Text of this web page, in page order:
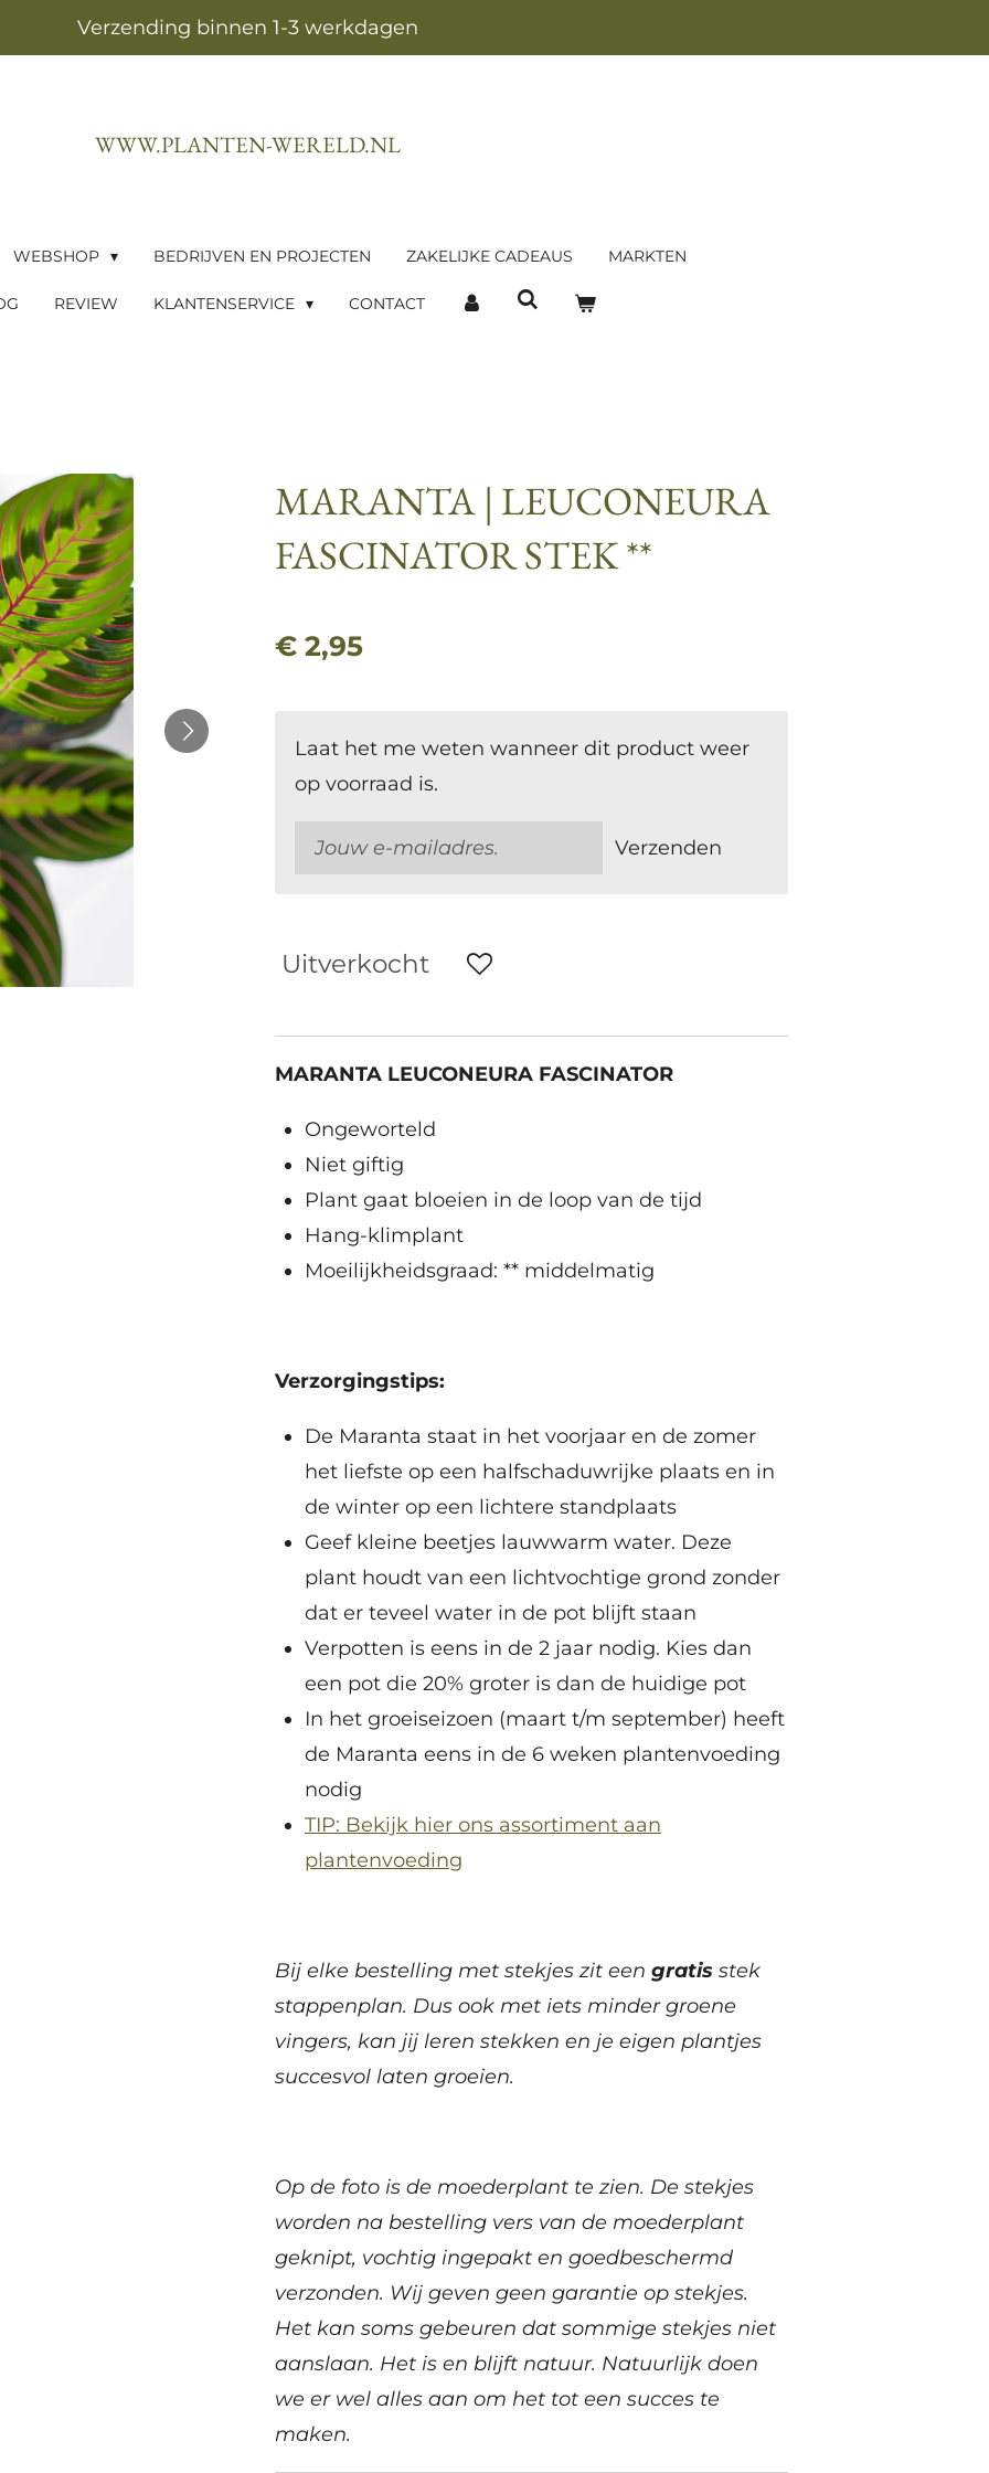
Verzending binnen 1-3 werkdagen
WWW.PLANTEN-WERELD.NL
WEBSHOP BEDRIJVEN EN PROJECTEN ZAKELIJKE CADEAUS MARKTEN
REVIEW KLANTENSERVICE CONTACT
MARANTA | LEUCONEURA
FASCINATOR STEK **
€ 2,95
Laat het me weten wanneer dit product weer
op voorraad is.
Verzenden
Uitverkocht
MARANTA LEUCONEURA FASCINATOR
Ongeworteld
Niet giftig
Plant gaat bloeien in de loop van de tijd
Hang-klimplant
Moeilijkheidsgraad: ** middelmatig
Verzorgingstips:
De Maranta staat in het voorjaar en de zomer
het liefste op een halfschaduwrijke plaats en in
de winter op een lichtere standplaats
Geef kleine beetjes lauwwarm water. Deze
plant houdt van een lichtvochtige grond zonder
dat er teveel water in de pot blijft staan
Verpotten is eens in de 2 jaar nodig. Kies dan
een pot die 20% groter is dan de huidige pot
In het groeiseizoen (maart t/m september) heeft
de Maranta eens in de 6 weken plantenvoeding
nodig
TIP: Bekijk hier ons assortiment aan
plantenvoeding
Bij elke bestelling met stekjes zit een gratis stek
stappenplan. Dus ook met iets minder groene
vingers, kan jij leren stekken en je eigen plantjes
succesvol laten groeien.
Op de foto is de moederplant te zien. De stekjes
worden na bestelling vers van de moederplant
geknipt, vochtig ingepakt en goedbeschermd
verzonden. Wij geven geen garantie op stekjes.
Het kan soms gebeuren dat sommige stekjes niet
aanslaan. Het is en blijft natuur. Natuurlijk doen
we er wel alles aan om het tot een succes te
maken.